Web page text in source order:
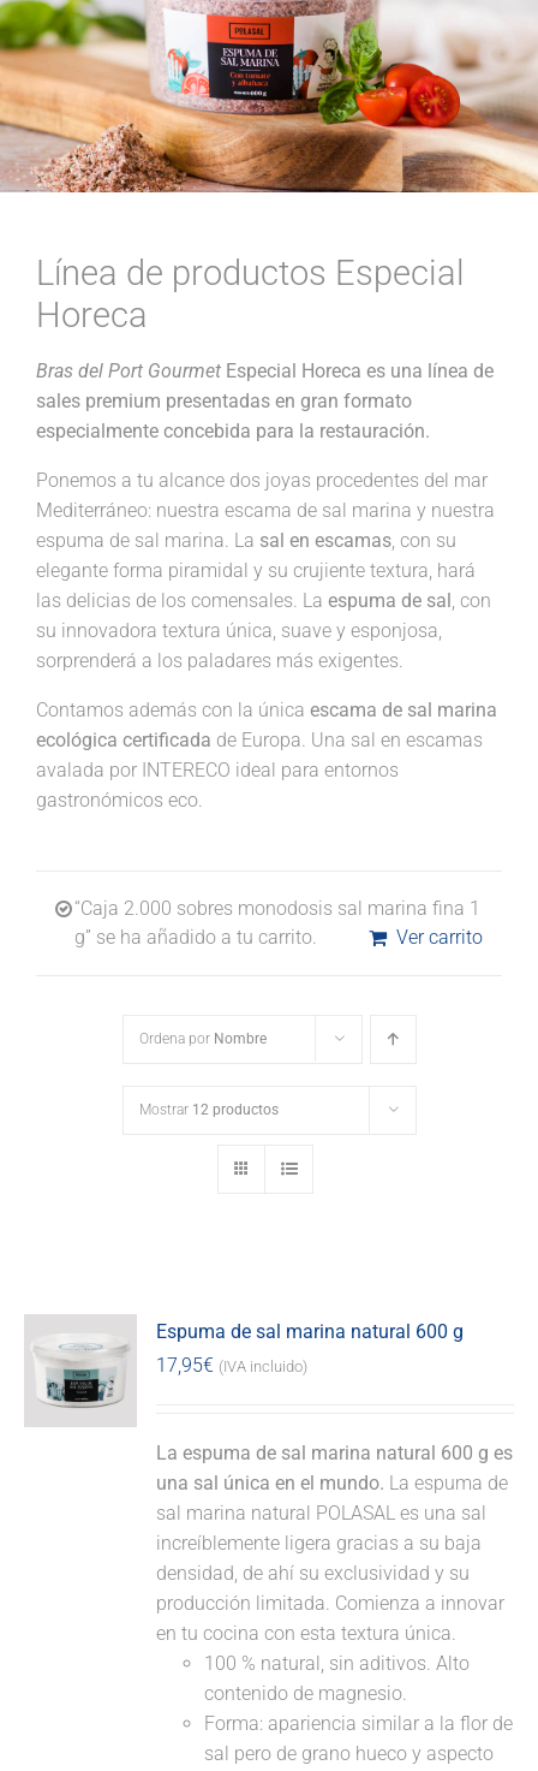
Línea de productos Especial
Horeca
Bras del Port Gourmet Especial Horeca es una línea de
sales premium presentadas en gran formato
especialmente concebida para la restauración.
Ponemos a tu alcance dos joyas procedentes del mar
Mediterráneo: nuestra escama de sal marina y nuestra
espuma de sal marina. La sal en escamas, con su
elegante forma piramidal y su crujiente textura, hará
las delicias de los comensales. La espuma de sal, con
su innovadora textura única, suave y esponjosa,
sorprenderá a los paladares más exigentes.
Contamos además con la única escama de sal marina
ecológica certificada de Europa. Una sal en escamas
avalada por INTERECO ideal para entornos
gastronómicos eco.
“Caja 2.000 sobres monodosis sal marina fina 1
g” se ha añadido a tu carrito.
Ver carrito
Ordena por Nombre
Mostrar 12 productos
Espuma de sal marina natural 600 g
17,95€ (IVA incluido)
La espuma de sal marina natural 600 g es
una sal única en el mundo. La espuma de
sal marina natural POLASAL es una sal
increíblemente ligera gracias a su baja
densidad, de ahí su exclusividad y su
producción limitada. Comienza a innovar
en tu cocina con esta textura única.
100 % natural, sin aditivos. Alto
contenido de magnesio.
Forma: apariencia similar a la flor de
sal pero de grano hueco y aspecto